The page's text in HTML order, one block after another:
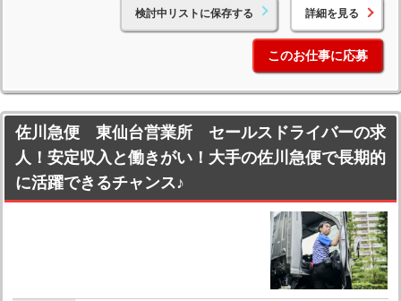
検討中リストに保存する 詳細を見る
このお仕事に応募
佐川急便 東仙台営業所 セールスドライバーの求
人！安定収入と働きがい！大手の佐川急便で長期的
に活躍できるチャンス♪